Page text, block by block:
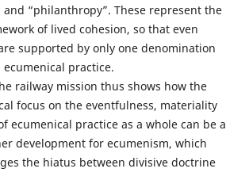
and “philanthropy”. These represent the
of lived cohesion, so that even
supported by only one denomination
practice.
railway mission thus shows how the
focus on the eventfulness, materiality
ecumenical practice as a whole can be a
development for ecumenism, which
the hiatus between divisive doctrine